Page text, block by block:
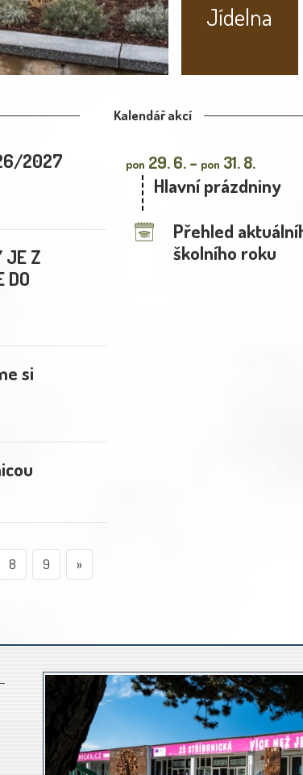
Jídelna
2027
JE Z
DO
si
8 9 »
Kalendář akcí
pon 29. 6. – pon 31. 8.
Hlavní prázdniny
Přehled
školního roku